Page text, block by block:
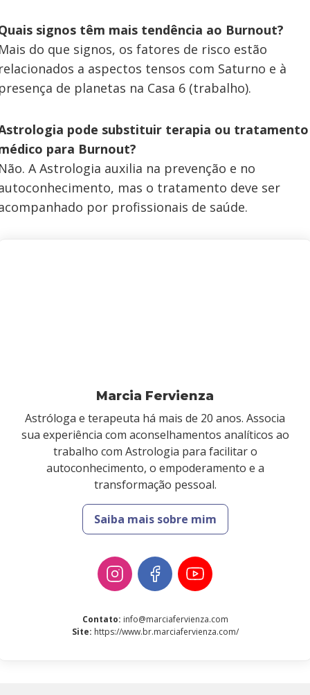
signos têm mais tendência ao Burnout?
do que signos, os fatores de risco estão
a aspectos tensos com Saturno e à
de planetas na Casa 6 (trabalho).
pode substituir terapia ou tratamento
para Burnout?
A Astrologia auxilia na prevenção e no
mas o tratamento deve ser
por profissionais de saúde.
Marcia Fervienza
Astróloga e terapeuta há mais de 20 anos. Associa
sua experiência com aconselhamentos analíticos ao
trabalho com Astrologia para facilitar o
autoconhecimento, o empoderamento e a
transformação pessoal.
Saiba mais sobre mim
Contato: info@marciafervienza.com
Site: https://www.br.marciafervienza.com/